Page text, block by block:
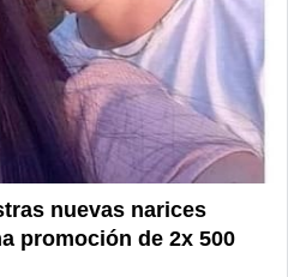
nuevas narices
promoción de 2x 500